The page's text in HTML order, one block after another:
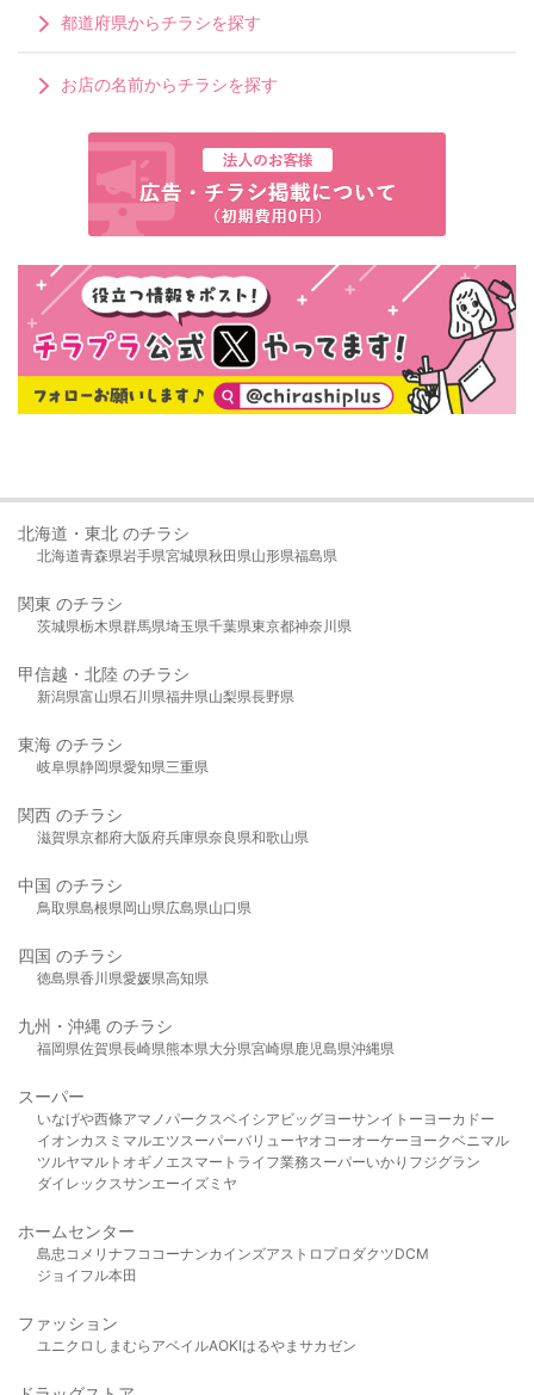
都道府県からチラシを探す
お店の名前からチラシを探す
北海道・東北 のチラシ
北海道青森県岩手県宮城県秋田県山形県福島県
関東 のチラシ
茨城県栃木県群馬県埼玉県千葉県東京都神奈川県
甲信越・北陸 のチラシ
新潟県富山県石川県福井県山梨県長野県
東海 のチラシ
岐阜県静岡県愛知県三重県
関西 のチラシ
滋賀県京都府大阪府兵庫県奈良県和歌山県
中国 のチラシ
鳥取県島根県岡山県広島県山口県
四国 のチラシ
徳島県香川県愛媛県高知県
九州・沖縄 のチラシ
福岡県佐賀県長崎県熊本県大分県宮崎県鹿児島県沖縄県
スーパー
いなげや西條アマノパークスベイシア ビッグヨーサンイトーヨーカドー
イオンカスミ マルエツスーパーバリューヤオコーオーケー ヨークベニマル
ツルヤマルト オギノ エスマート ライフ業務スーパーいかり フジグラン
ダイレックスサンエーイズミヤ
ホームセンター
島忠 コメリ ナフコ コーナンカインズアストロプロダクツDCM
ジョイフル本田
ファッション
ユニクロ しまむら アベイルAOKIはるやま サカゼン